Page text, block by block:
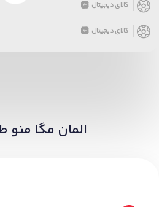
کالای دیجیتال
کالای دیجیتال
المان مگا